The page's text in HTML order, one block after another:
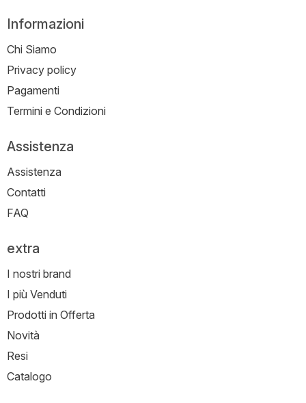
Informazioni
Chi Siamo
Privacy policy
Pagamenti
Termini e Condizioni
Assistenza
Assistenza
Contatti
FAQ
extra
I nostri brand
I più Venduti
Prodotti in Offerta
Novità
Resi
Catalogo